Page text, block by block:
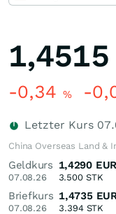
1,4515
-0,34 % -
Letzter Kurs
China Overseas Land &
Geldkurs
07.08.26
1,4290 EUR
3.500STK
Briefkurs
07.08.26
1,4735
3.394STK